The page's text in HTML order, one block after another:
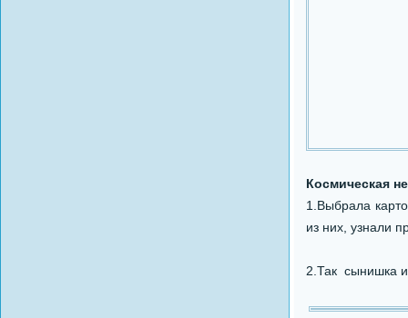
Космическая
1.Выбрала
из них, узнали
2.Так сынишка